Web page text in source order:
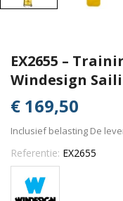
EX2655 –
Windesign
€ 169,50
Inclusief belasting De
Referentie: EX2655